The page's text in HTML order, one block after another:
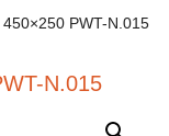
PWT-N.015
N.015